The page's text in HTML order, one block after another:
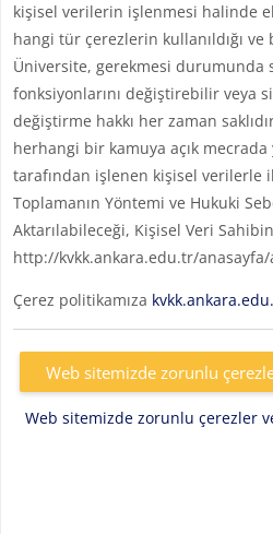
kişisel verilerin işlenmesi halinde
hangi tür çerezlerin kullanıldığı
Üniversite, gerekmesi durumunda
fonksiyonlarını değiştirebilir veya
değiştirme hakkı her zaman
herhangi bir kamuya açık
tarafından işlenen kişisel verilerle
Toplamanın Yöntemi ve Hukuki
Aktarılabileceği, Kişisel Veri
http://kvkk.ankara.edu.tr/
Çerez politikamıza
Web sitemizde zorunlu
Web sitemizde zorunlu çerezler